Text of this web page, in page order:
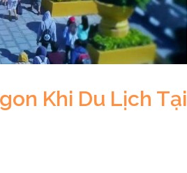
Khi Du Lịch Tại